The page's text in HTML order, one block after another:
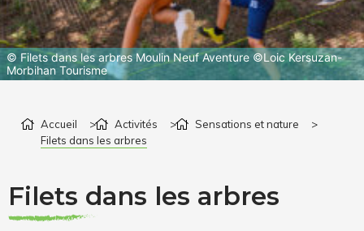
© Filets dans les arbres Moulin Neuf Aventure ©Loic Kersuzan-
Morbihan Tourisme
Accueil > Activités > Sensations et nature
>
Filets dans les arbres
Filets dans les arbres